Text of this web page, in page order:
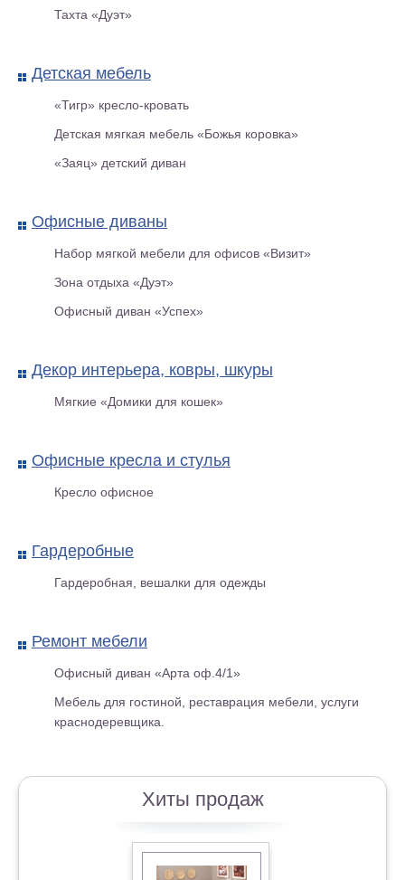
Межкомнатная дверь Элиза М
ДО Беленый дуб
Тахта «Дуэт»
Детская мебель
«Тигр» кресло-кровать
Детская мягкая мебель «Божья коровка»
«Заяц» детский диван
Офисные диваны
Набор мягкой мебели для офисов «Визит»
Зона отдыха «Дуэт»
Офисный диван «Успех»
Декор интерьера, ковры, шкуры
Мягкие «Домики для кошек»
Офисные кресла и стулья
Кресло офисное
Гардеробные
Гардеробная, вешалки для одежды
Ремонт мебели
Офисный диван «Арта оф.4/1»
Мебель для гостиной, реставрация мебели, услуги
краснодеревщика.
Хиты продаж